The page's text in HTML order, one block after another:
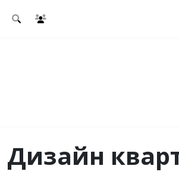
Дизайн